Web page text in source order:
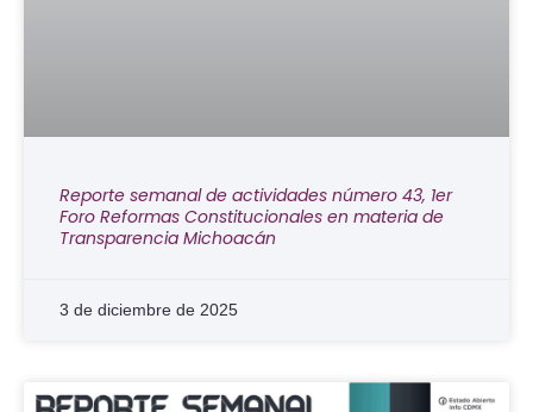
Reporte semanal de actividades número 43, 1er
Foro Reformas Constitucionales en materia de
Transparencia Michoacán
3 de diciembre de 2025